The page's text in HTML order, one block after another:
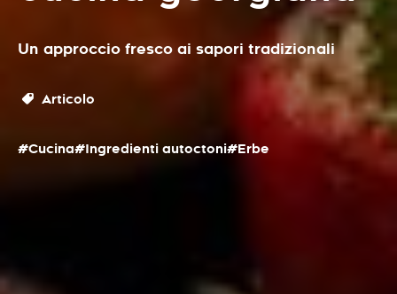
Un approccio fresco ai sapori tradizionali
Articolo
#Cucina#Ingredienti autoctoni#Erbe